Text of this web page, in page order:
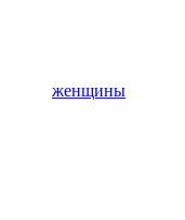
женщины